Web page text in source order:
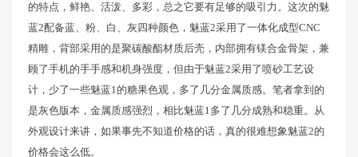
的特点，鲜艳、活泼、多彩，总之它要有足够的吸引力。这次的魅
蓝2配备蓝、粉、白、灰四种颜色，魅蓝2采用了一体化成型CNC
精雕，背部采用的是聚碳酸酯材质后壳，内部拥有镁合金骨架，兼
顾了手机的手手感和机身强度，但由于魅蓝2采用了喷砂工艺设
计，少了一些魅蓝1的糖果色观，多了几分金属质感。笔者拿到的
是灰色版本，金属质感强烈，相比魅蓝1多了几分成熟和稳重。从
外观设计来讲，如果事先不知道价格的话，真的很难想象魅蓝2的
价格会这么低。